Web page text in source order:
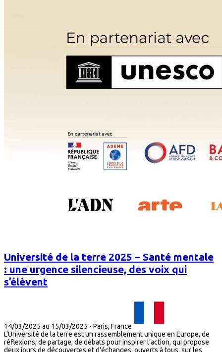
Université de la terre 2025 – Santé mentale
: une urgence silencieuse, des voix qui
s’élèvent
14/03/2025 au 15/03/2025 - Paris, France
L'Université de la terre est un rassemblement unique en Europe, de
réflexions, de partage, de débats pour inspirer l’action, qui propose
deux jours de découvertes et d'échanges, ouverts à tous, sur les